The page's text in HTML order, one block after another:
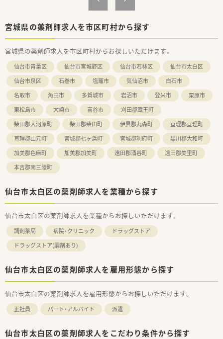
宮城県の薬剤師求人を市区町村から探す
宮城県の薬剤師求人を市区町村からお探しいただけます。
仙台市青葉区 仙台市宮城野区 仙台市若林区
仙台市太白区
仙台市泉区
石巻市 塩竈市 気仙沼市
白石市
名取市
角田市 多賀城市 岩沼市 登米市
栗原市
東松島市
大崎市 富谷市
刈田郡蔵王町
柴田郡大河原町
柴田郡柴田町 伊具郡丸森町
亘理郡亘理町
亘理郡山元町
宮城郡七ヶ浜町 宮城郡利府町
黒川郡大和町
加美郡色麻町
加美郡加美町 遠田郡涌谷町
遠田郡美里町
本吉郡南三陸町
仙台市太白区の薬剤師求人を業種から探す
仙台市太白区の薬剤師求人を業種からお探しいただけます。
調剤薬局 病院・クリニック
ドラッグストア
ドラッグストア(調剤あり)
仙台市太白区の薬剤師求人を雇用形態から探す
仙台市太白区の薬剤師求人を雇用形態からお探しいただけます。
正社員 パート・アルバイト 派遣
仙台市太白区の薬剤師求人をこだわり条件から探す